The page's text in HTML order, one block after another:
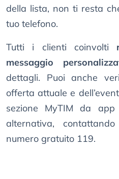
della lista, non ti resta
tuo telefono.
Tutti i clienti coinvolti
messaggio
dettagli. Puoi anche
offerta attuale e
sezione MyTIM da
alternativa,
numero gratuito 119.